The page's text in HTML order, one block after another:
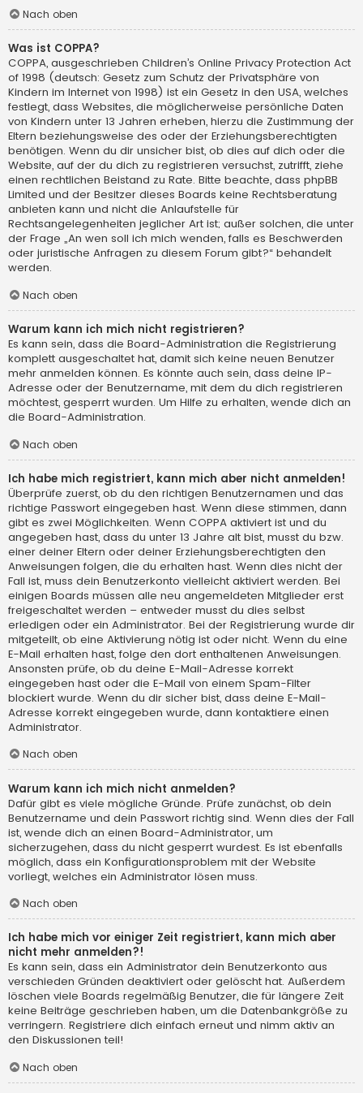
Nach oben
Was ist COPPA?
COPPA, ausgeschrieben Children’s Online Privacy Protection Act
of 1998 (deutsch: Gesetz zum Schutz der Privatsphäre von
Kindern im Internet von 1998) ist ein Gesetz in den USA, welches
festlegt, dass Websites, die möglicherweise persönliche Daten
von Kindern unter 13 Jahren erheben, hierzu die Zustimmung der
Eltern beziehungsweise des oder der Erziehungsberechtigten
benötigen. Wenn du dir unsicher bist, ob dies auf dich oder die
Website, auf der du dich zu registrieren versuchst, zutrifft, ziehe
einen rechtlichen Beistand zu Rate. Bitte beachte, dass phpBB
Limited und der Besitzer dieses Boards keine Rechtsberatung
anbieten kann und nicht die Anlaufstelle für
Rechtsangelegenheiten jeglicher Art ist; außer solchen, die unter
der Frage „An wen soll ich mich wenden, falls es Beschwerden
oder juristische Anfragen zu diesem Forum gibt?“ behandelt
werden.
Nach oben
Warum kann ich mich nicht registrieren?
Es kann sein, dass die Board-Administration die Registrierung
komplett ausgeschaltet hat, damit sich keine neuen Benutzer
mehr anmelden können. Es könnte auch sein, dass deine IP-
Adresse oder der Benutzername, mit dem du dich registrieren
möchtest, gesperrt wurden. Um Hilfe zu erhalten, wende dich an
die Board-Administration.
Nach oben
Ich habe mich registriert, kann mich aber nicht anmelden!
Überprüfe zuerst, ob du den richtigen Benutzernamen und das
richtige Passwort eingegeben hast. Wenn diese stimmen, dann
gibt es zwei Möglichkeiten. Wenn COPPA aktiviert ist und du
angegeben hast, dass du unter 13 Jahre alt bist, musst du bzw.
einer deiner Eltern oder deiner Erziehungsberechtigten den
Anweisungen folgen, die du erhalten hast. Wenn dies nicht der
Fall ist, muss dein Benutzerkonto vielleicht aktiviert werden. Bei
einigen Boards müssen alle neu angemeldeten Mitglieder erst
freigeschaltet werden – entweder musst du dies selbst
erledigen oder ein Administrator. Bei der Registrierung wurde dir
mitgeteilt, ob eine Aktivierung nötig ist oder nicht. Wenn du eine
E-Mail erhalten hast, folge den dort enthaltenen Anweisungen.
Ansonsten prüfe, ob du deine E-Mail-Adresse korrekt
eingegeben hast oder die E-Mail von einem Spam-Filter
blockiert wurde. Wenn du dir sicher bist, dass deine E-Mail-
Adresse korrekt eingegeben wurde, dann kontaktiere einen
Administrator.
Nach oben
Warum kann ich mich nicht anmelden?
Dafür gibt es viele mögliche Gründe. Prüfe zunächst, ob dein
Benutzername und dein Passwort richtig sind. Wenn dies der Fall
ist, wende dich an einen Board-Administrator, um
sicherzugehen, dass du nicht gesperrt wurdest. Es ist ebenfalls
möglich, dass ein Konfigurationsproblem mit der Website
vorliegt, welches ein Administrator lösen muss.
Nach oben
Ich habe mich vor einiger Zeit registriert, kann mich aber
nicht mehr anmelden?!
Es kann sein, dass ein Administrator dein Benutzerkonto aus
verschieden Gründen deaktiviert oder gelöscht hat. Außerdem
löschen viele Boards regelmäßig Benutzer, die für längere Zeit
keine Beiträge geschrieben haben, um die Datenbankgröße zu
verringern. Registriere dich einfach erneut und nimm aktiv an
den Diskussionen teil!
Nach oben